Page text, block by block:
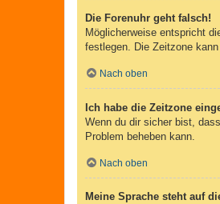
Die Forenuhr geht falsch!
Möglicherweise entspricht
festlegen. Die Zeitzone
Nach oben
Ich habe die Zeitzone
Wenn du dir sicher bist,
Problem beheben kann.
Nach oben
Meine Sprache steht auf